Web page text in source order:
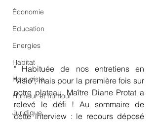
Économie
Education
Energies
Habitat
Hors piste
Humeur et humour
Juridique
" Habituée de nos entretiens en
"visio", mais pour la première fois sur
notre plateau, Maître Diane Protat a
relevé le défi ! Au sommaire de
cette interview : le recours déposé